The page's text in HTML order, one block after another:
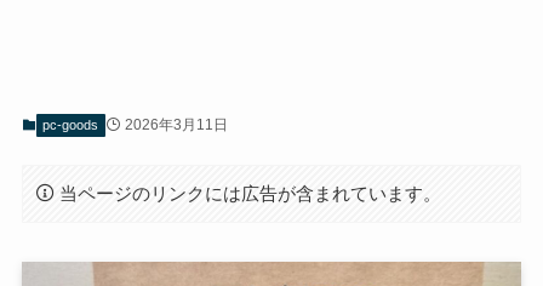
pc-goods 2026年3月11日
当ページのリンクには広告が含まれています。